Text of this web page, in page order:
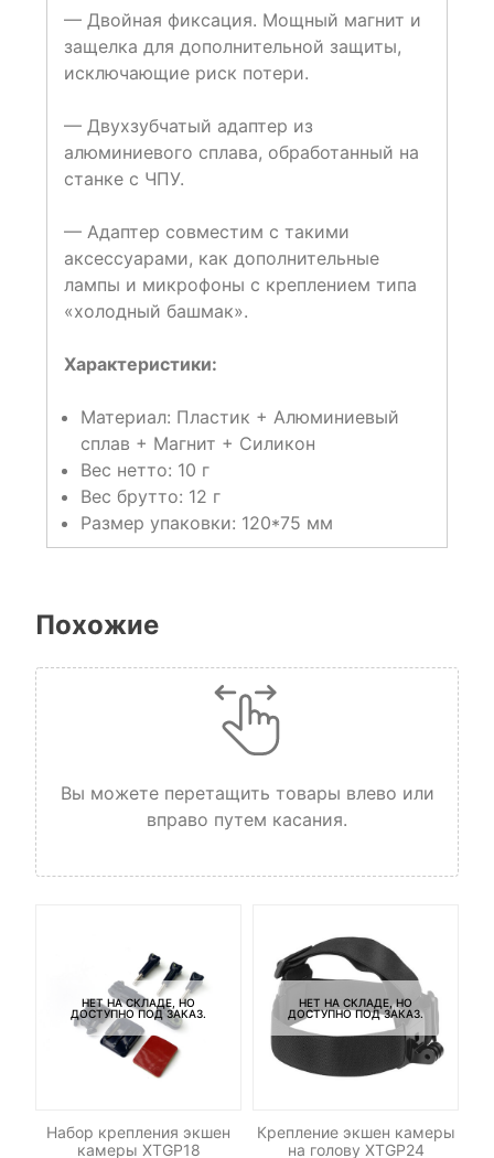
— Двойная фиксация. Мощный магнит и
защелка для дополнительной защиты,
исключающие риск потери.
— Двухзубчатый адаптер из
алюминиевого сплава, обработанный на
станке с ЧПУ.
— Адаптер совместим с такими
аксессуарами, как дополнительные
лампы и микрофоны с креплением типа
«холодный башмак».
Характеристики:
Материал: Пластик + Алюминиевый
сплав + Магнит + Силикон
Вес нетто: 10 г
Вес брутто: 12 г
Размер упаковки: 120*75 мм
Похожие
Вы можете перетащить товары влево или
вправо путем касания.
НЕТ НА СКЛАДЕ, НО
ДОСТУПНО ПОД ЗАКАЗ.
Набор крепления экшен
камеры XTGP18
НЕТ НА СКЛАДЕ, НО
ДОСТУПНО ПОД ЗАКАЗ.
Крепление экшен камеры
на голову XTGP24